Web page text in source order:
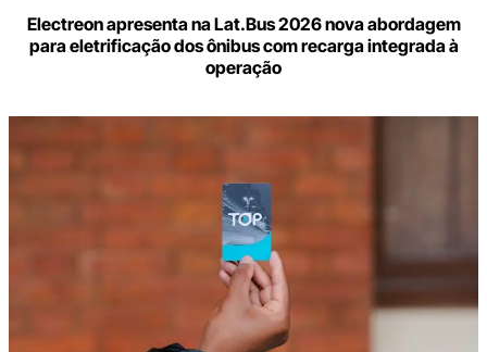
Electreon apresenta na Lat.Bus 2026 nova abordagem
para eletrificação dos ônibus com recarga integrada à
operação